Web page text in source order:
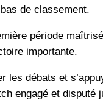
de classement.
période
importante.
débats et
engagé et disputé